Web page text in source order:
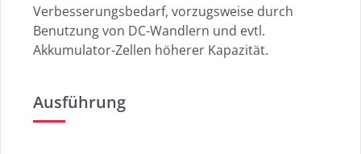
Verbesserungsbedarf, vorzugsweise durch
Benutzung von DC-Wandlern und evtl.
Akkumulator-Zellen höherer Kapazität.
Ausführung